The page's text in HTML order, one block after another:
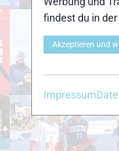
17
findest du in der
Akzeptieren und
Impressum